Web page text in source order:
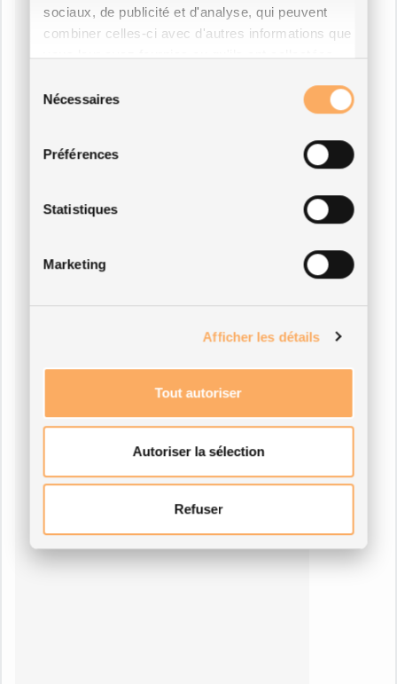
sociaux, de publicité et d'analyse, qui peuvent
combiner celles-ci avec d'autres informations que
vous leur avez fournies ou qu'ils ont collectées
Nécessaires
Préférences
Statistiques
Marketing
Afficher les détails
Tout autoriser
Autoriser la sélection
Refuser